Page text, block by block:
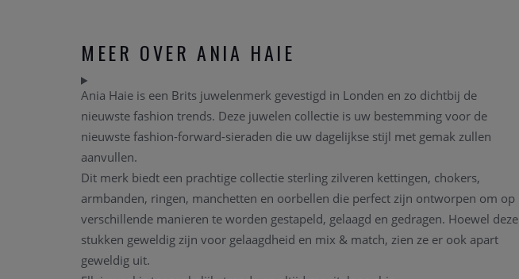
MEER OVER ANIA HAIE
Ania Haie is een Brits juwelenmerk gevestigd in Londen en zo dichtbij de
nieuwste fashion trends. Deze juwelen collectie is uw bestemming voor de
nieuwste fashion-forward-sieraden die uw dagelijkse stijl met gemak zullen
aanvullen.
Dit merk biedt een prachtige collectie sterling zilveren kettingen, chokers,
armbanden, ringen, manchetten en oorbellen die perfect zijn ontworpen om op
verschillende manieren te worden gestapeld, gelaagd en gedragen. Hoewel deze
stukken geweldig zijn voor gelaagdheid en mix & match, zien ze er ook apart
geweldig uit.